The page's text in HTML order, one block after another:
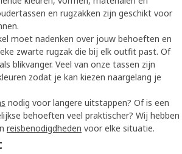
en rugzakken zijn geschikt voor
moet nadenken over jouw behoeften en
zwarte rugzak die bij elk outfit past. Of
blikvanger. Veel van onze tassen zijn
zodat je kan kiezen naargelang je
nodig voor langere uitstappen? Of is een
behoeften veel praktischer? Wij hebben
reisbenodigdheden voor elke situatie.